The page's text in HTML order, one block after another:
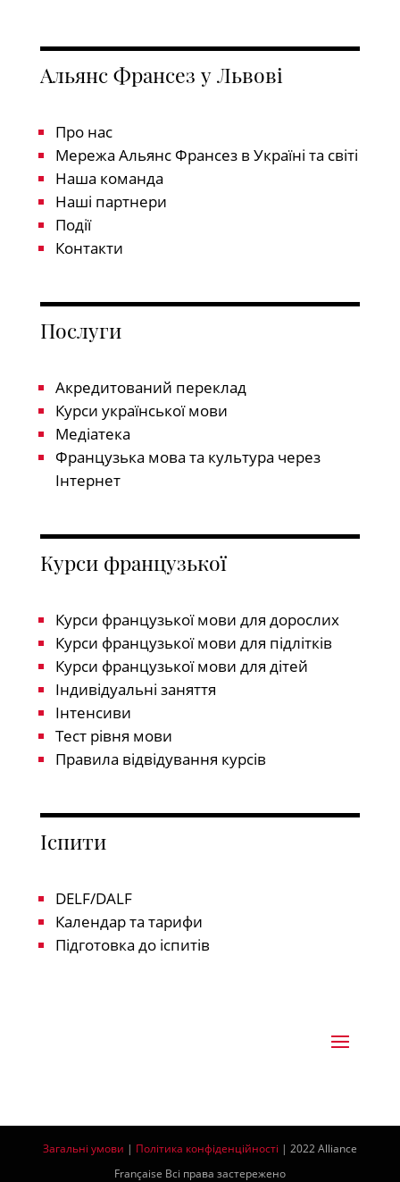
Альянс Франсез у Львові
Про нас
Мережа Альянс Франсез в Україні та світі
Наша команда
Наші партнери
Події
Контакти
Послуги
Акредитований переклад
Курси української мови
Медіатека
Французька мова та культура через
Інтернет
Курси французької
Курси французької мови для дорослих
Курси французької мови для підлітків
Курси французької мови для дітей
Індивідуальні заняття
Інтенсиви
Тест рівня мови
Правила відвідування курсів
Іспити
DELF/DALF
Календар та тарифи
Підготовка до іспитів
Загальні умови | Політика конфіденційності | 2022 Alliance
Française Всі права застережено